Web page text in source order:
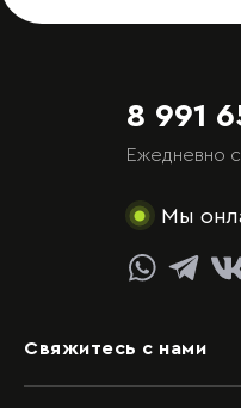
8 991
Ежедневно
Мы
Свяжитесь с нами
Задать вопрос